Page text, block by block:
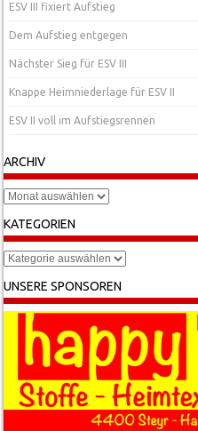
ESV III fixiert Aufstieg
Dem Aufstieg entgegen
Nächster Sieg für ESV III
Knappe Heimniederlage für ESV II
ESV II voll im Aufstiegsrennen
ARCHIV
Archiv
KATEGORIEN
Kategorien
UNSERE SPONSOREN